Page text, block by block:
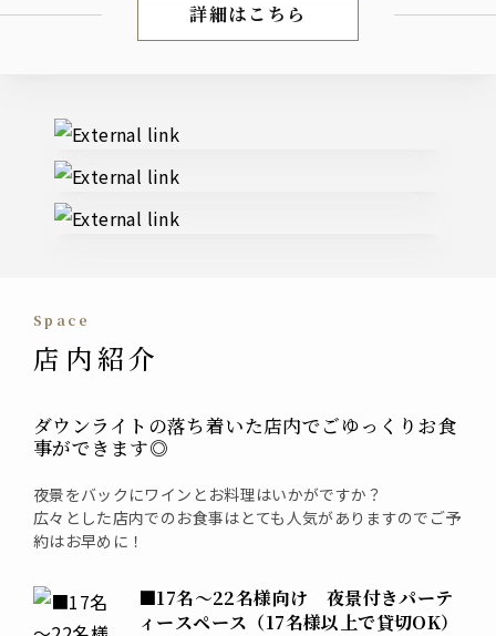
アラカルト
詳細はこちら
External links
space
店内紹介
ダウンライトの落ち着いた店内でごゆっくりお食
事ができます◎
夜景をバックにワインとお料理はいかがですか？
広々とした店内でのお食事はとても人気がありますのでご予
約はお早めに！
■17名～22名様向け 夜景付きパーテ
ィースペース（17名様以上で貸切OK）